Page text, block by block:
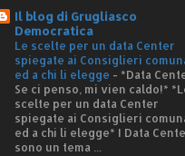
Il blog di Grugliasco
Democratica
Le scelte per un data Center
spiegate ai Consiglieri
ed a chi li elegge - *Data
Se ci penso, mi vien caldo!*
scelte per un data Center
spiegate ai Consiglieri
ed a chi li elegge* I Data
sono un tema ...